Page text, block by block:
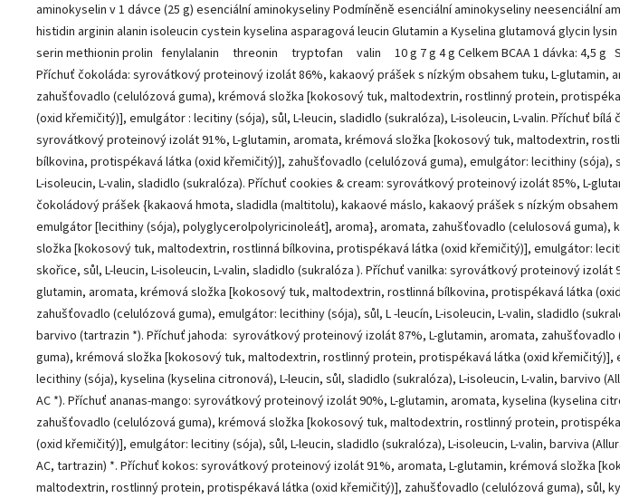
aminokyselin v 1 dávce (25 g) esenciální aminokyseliny Podmíněně esenciální aminokyseliny neesenciální
histidin arginin alanin isoleucin cystein kyselina asparagová leucin Glutamin a Kyselina glutamová glycin
serin methionin prolin fenylalanin threonin tryptofan valin 10 g 7 g 4 g Celkem BCAA 1 dávka: 4,5 g
Příchuť čokoláda: syrovátkový proteinový izolát 86%, kakaový prášek s nízkým obsahem tuku, L-glutamin,
zahušťovadlo (celulózová guma), krémová složka [kokosový tuk, maltodextrin, rostlinný protein,
(oxid křemičitý)], emulgátor : lecitiny (sója), sůl, L-leucin, sladidlo (sukralóza), L-isoleucin, L-valin. Příchuť bílá
syrovátkový proteinový izolát 91%, L-glutamin, aromata, krémová složka [kokosový tuk, maltodextrin,
bílkovina, protispékavá látka (oxid křemičitý)], zahušťovadlo (celulózová guma), emulgátor: lecithiny (sója),
L-isoleucin, L-valin, sladidlo (sukralóza). Příchuť cookies & cream: syrovátkový proteinový izolát 85%, L-
čokoládový prášek {kakaová hmota, sladidla (maltitolu), kakaové máslo, kakaový prášek s nízkým
emulgátor [lecithiny (sója), polyglycerolpolyricinoleát], aroma}, aromata, zahušťovadlo (celulosová guma),
složka [kokosový tuk, maltodextrin, rostlinná bílkovina, protispékavá látka (oxid křemičitý)], emulgátor:
skořice, sůl, L-leucin, L-isoleucin, L-valin, sladidlo (sukralóza ). Příchuť vanilka: syrovátkový proteinový izolát
glutamin, aromata, krémová složka [kokosový tuk, maltodextrin, rostlinná bílkovina, protispékavá látka
zahušťovadlo (celulózová guma), emulgátor: lecithiny (sója), sůl, L -leucín, L-isoleucin, L-valin, sladidlo
barvivo (tartrazin *). Příchuť jahoda: syrovátkový proteinový izolát 87%, L-glutamin, aromata, zahušťovadlo
guma), krémová složka [kokosový tuk, maltodextrin, rostlinný protein, protispékavá látka (oxid křemičitý)],
lecithiny (sója), kyselina (kyselina citronová), L-leucin, sůl, sladidlo (sukralóza), L-isoleucin, L-valin, barvivo
AC *). Příchuť ananas-mango: syrovátkový proteinový izolát 90%, L-glutamin, aromata, kyselina (kyselina
zahušťovadlo (celulózová guma), krémová složka [kokosový tuk, maltodextrin, rostlinný protein,
(oxid křemičitý)], emulgátor: lecitiny (sója), sůl, L-leucin, sladidlo (sukralóza), L-isoleucin, L-valin, barviva
AC, tartrazin) *. Příchuť kokos: syrovátkový proteinový izolát 91%, aromata, L-glutamin, krémová složka
maltodextrin, rostlinný protein, protispékavá látka (oxid křemičitý)], zahušťovadlo (celulózová guma), sůl,